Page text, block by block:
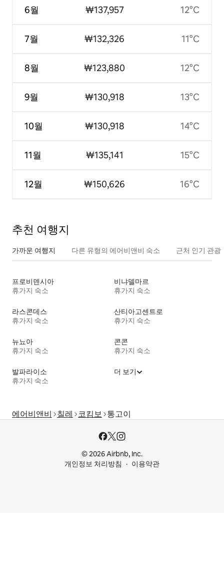
6월
7월
8월
9월
10월
11월
12월
₩137,957
₩132,326
₩123,880
₩130,918
₩130,918
₩135,141
₩150,626
12°C
11°C
12°C
13°C
14°C
15°C
16°C
추천 여행지
가까운 여행지 다른 유형의 에어비앤비 숙소 근처 인기 관광
프로비덴시아
휴가지 숙소
비냐델마르
휴가지 숙소
라스콘데스
휴가지 숙소
산티아고센트로
휴가지 숙소
뉴뇨아
휴가지 숙소
콘콘
휴가지 숙소
발파라이소
휴가지 숙소
더 보기
에어비앤비 칠레 코킴보 통고이
© 2026 Airbnb, Inc.
개인정보 처리방침
이용약관